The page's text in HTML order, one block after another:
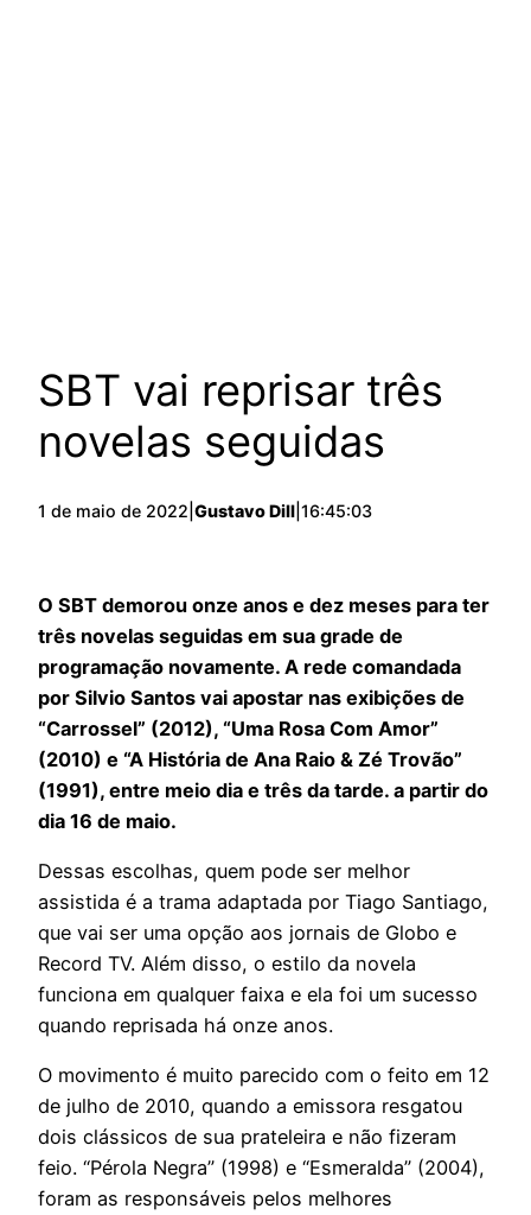
SBT vai reprisar três
novelas seguidas
1 de maio de 2022 Gustavo Dill 16:45:03
O SBT demorou onze anos e dez meses para ter
três novelas seguidas em sua grade de
programação novamente. A rede comandada
por Silvio Santos vai apostar nas exibições de
“Carrossel” (2012), “Uma Rosa Com Amor”
(2010) e “A História de Ana Raio & Zé Trovão”
(1991), entre meio dia e três da tarde. a partir do
dia 16 de maio.
Dessas escolhas, quem pode ser melhor
assistida é a trama adaptada por Tiago Santiago,
que vai ser uma opção aos jornais de Globo e
Record TV. Além disso, o estilo da novela
funciona em qualquer faixa e ela foi um sucesso
quando reprisada há onze anos.
O movimento é muito parecido com o feito em 12
de julho de 2010, quando a emissora resgatou
dois clássicos de sua prateleira e não fizeram
feio. “Pérola Negra” (1998) e “Esmeralda” (2004),
foram as responsáveis pelos melhores